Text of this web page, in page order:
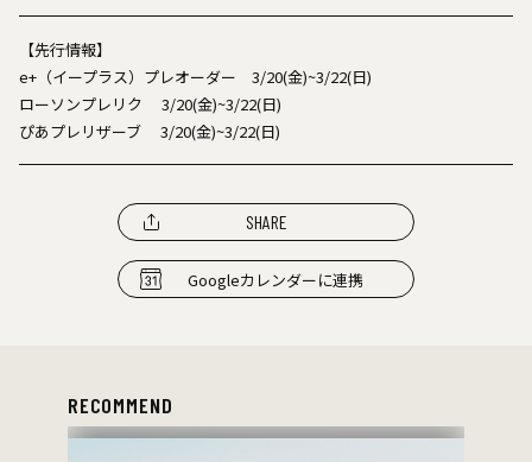
【先行情報】
e+（イープラス）プレオーダー 3/20(金)~3/22(日)
ローソンプレリク 3/20(金)~3/22(日)
ぴあプレリザーブ 3/20(金)~3/22(日)
SHARE
Googleカレンダーに連携
RECOMMEND